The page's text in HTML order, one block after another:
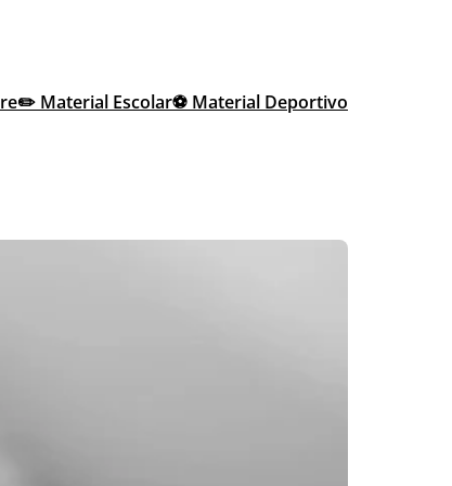
✏️ Material Escolar⚽ Material Deportivo